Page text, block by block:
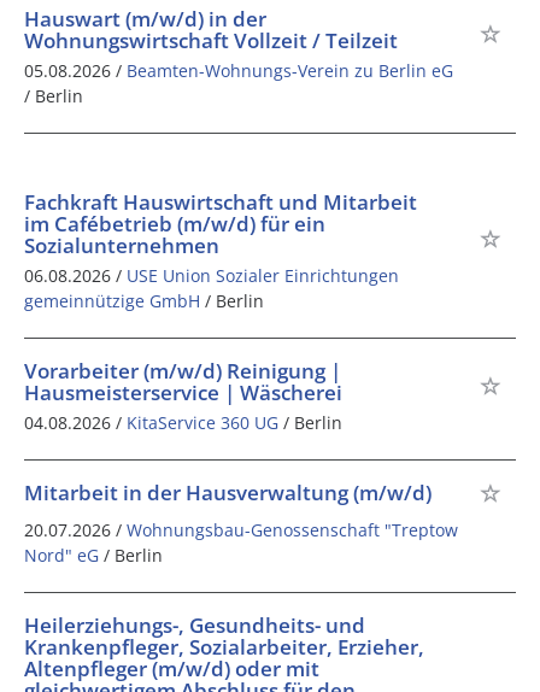
Hauswart (m/w/d) in der
Wohnungswirtschaft Vollzeit / Teilzeit
05.08.2026 / Beamten-Wohnungs-Verein zu Berlin eG
/ Berlin
Fachkraft Hauswirtschaft und Mitarbeit
im Cafébetrieb (m/w/d) für ein
Sozialunternehmen
06.08.2026 / USE Union Sozialer Einrichtungen
gemeinnützige GmbH / Berlin
Vorarbeiter (m/w/d) Reinigung |
Hausmeisterservice | Wäscherei
04.08.2026 / KitaService 360 UG / Berlin
Mitarbeit in der Hausverwaltung (m/w/d)
20.07.2026 / Wohnungsbau-Genossenschaft "Treptow
Nord" eG / Berlin
Heilerziehungs-, Gesundheits- und
Krankenpfleger, Sozialarbeiter, Erzieher,
Altenpfleger (m/w/d) oder mit